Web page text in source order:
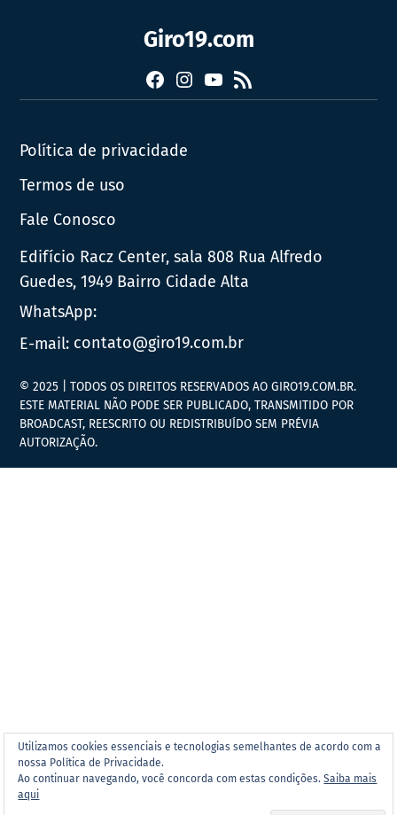
Giro19.com
FacebookInstagram
YouTube
RSS
Política de privacidade
Termos de uso
Fale Conosco
Edifício Racz Center, sala 808 Rua Alfredo
Guedes, 1949 Bairro Cidade Alta
WhatsApp:
E-mail: contato@giro19.com.br
Utilizamos cookies essenciais e tecnologias semelhantes de acordo com a
nossa Política de Privacidade.
Ao continuar navegando, você concorda com estas condições.Saiba mais
aqui
© 2025 | TODOS OS DIREITOS RESERVADOS AO GIRO19.COM.BR.
ESTE MATERIAL NÃO PODE SER PUBLICADO, TRANSMITIDO POR
BROADCAST, REESCRITO OU REDISTRIBUÍDO SEM PRÉVIA
AUTORIZAÇÃO.